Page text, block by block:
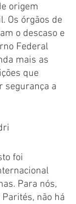
origem
Os órgãos de
o descaso e
Federal
mais as
que
segurança a
foi
Para nós,
não há